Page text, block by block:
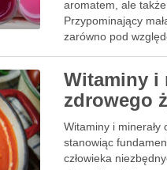
aromatem, ale
Przypominający
zarówno pod
Witaminy i
zdrowego
Witaminy i
stanowiąc
człowieka